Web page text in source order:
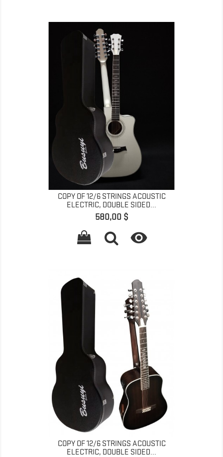
COPY OF 12/6 STRINGS ACOUSTIC
ELECTRIC, DOUBLE SIDED...
Preis
580,00 $

COPY OF 12/6 STRINGS ACOUSTIC
ELECTRIC, DOUBLE SIDED...